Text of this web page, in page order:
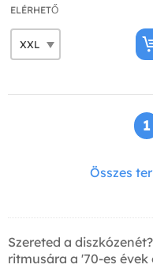
ELÉRHETŐ
1
Összes
Szereted a
ritmusára a '70-es